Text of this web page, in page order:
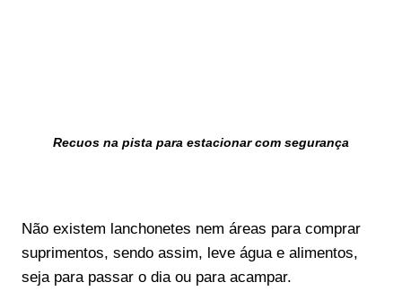
Recuos na pista para estacionar com segurança
Não existem lanchonetes nem áreas para comprar
suprimentos, sendo assim, leve água e alimentos,
seja para passar o dia ou para acampar.